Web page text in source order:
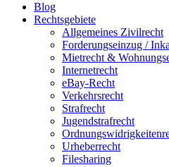
Blog
Rechtsgebiete
Allgemeines Zivilrecht
Forderungseinzug /
Mietrecht &
Internetrecht
eBay-Recht
Verkehrsrecht
Strafrecht
Jugendstrafrecht
Urheberrecht
Filesharing